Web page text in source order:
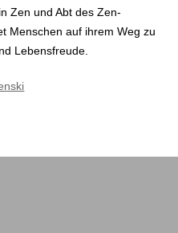
Zen und Abt des Zen-
Menschen auf ihrem Weg zu
Lebensfreude.